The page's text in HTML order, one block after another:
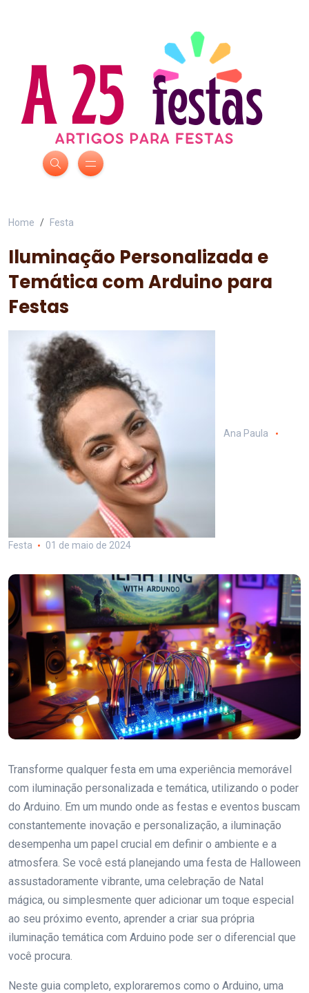
Home Festa
Iluminação Personalizada e
Temática com Arduino para
Festas
Ana Paula
Festa 01 de maio de 2024
Transforme qualquer festa em uma experiência memorável
com iluminação personalizada e temática, utilizando o poder
do Arduino. Em um mundo onde as festas e eventos buscam
constantemente inovação e personalização, a iluminação
desempenha um papel crucial em definir o ambiente e a
atmosfera. Se você está planejando uma festa de Halloween
assustadoramente vibrante, uma celebração de Natal
mágica, ou simplesmente quer adicionar um toque especial
ao seu próximo evento, aprender a criar sua própria
iluminação temática com Arduino pode ser o diferencial que
você procura.
Neste guia completo, exploraremos como o Arduino, uma